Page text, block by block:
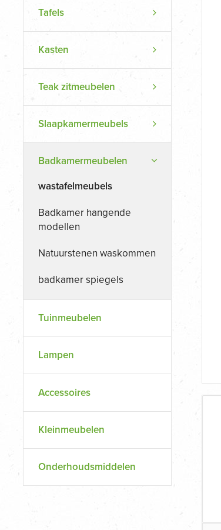
Tafels
Kasten
Teak zitmeubelen
Slaapkamermeubels
Badkamermeubelen
wastafelmeubels
Badkamer hangende
modellen
Natuurstenen waskommen
badkamer spiegels
Tuinmeubelen
Lampen
Accessoires
Kleinmeubelen
Onderhoudsmiddelen